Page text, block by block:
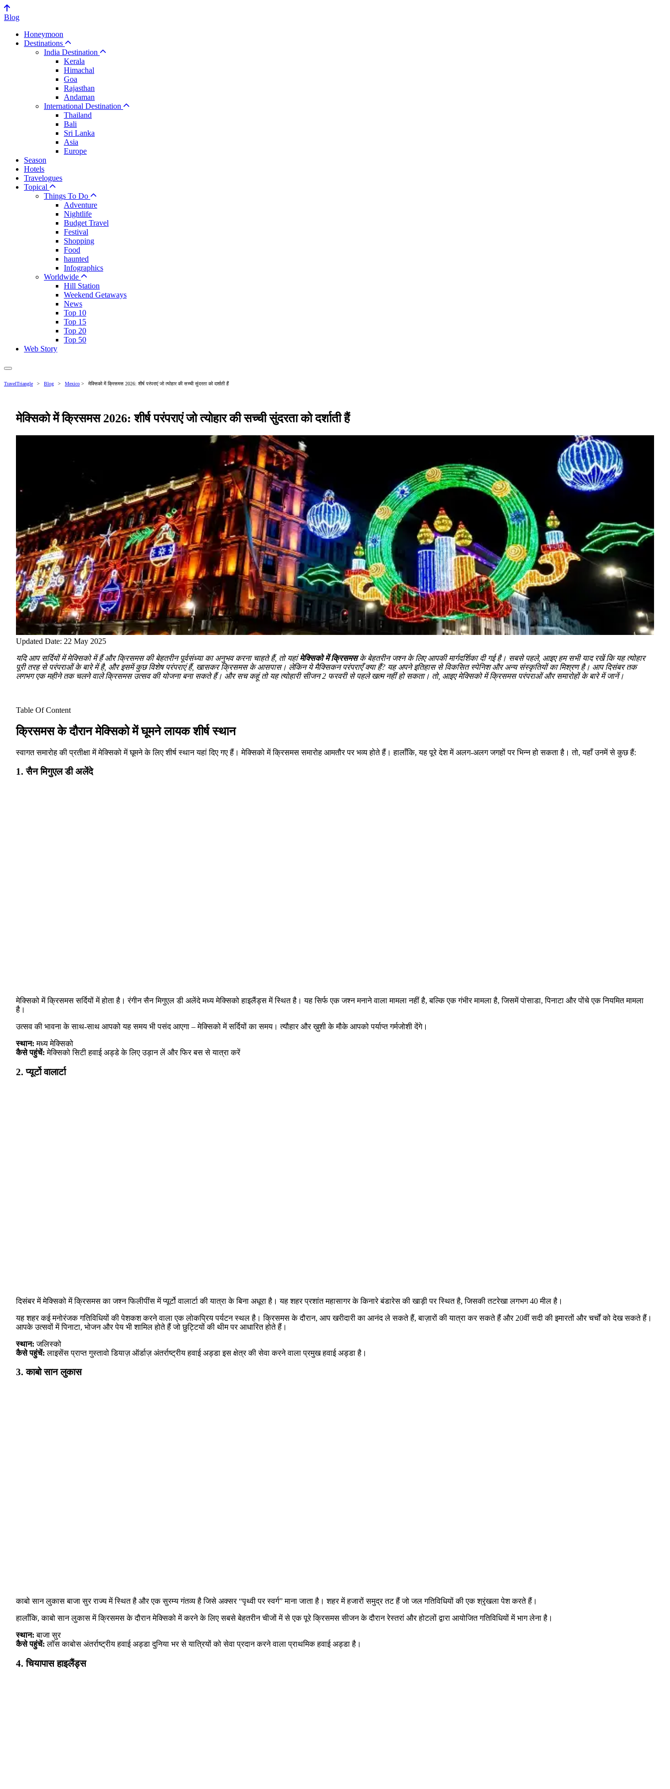
Blog
Honeymoon
Destinations
India Destination
Kerala
Himachal
Goa
Rajasthan
Andaman
International Destination
Thailand
Bali
Sri Lanka
Asia
Europe
Season
Hotels
Travelogues
Topical
Things To Do
Adventure
Nightlife
Budget Travel
Festival
Shopping
Food
haunted
Infographics
Worldwide
Hill Station
Weekend Getaways
News
Top 10
Top 15
Top 20
Top 50
Web Story
TravelTriangle > Blog > Mexico > मेक्सिको में क्रिसमस 2026: शीर्ष परंपराएं जो त्योहार की सच्ची सुंदरता को दर्शाती हैं
मेक्सिको में क्रिसमस 2026: शीर्ष परंपराएं जो त्योहार की सच्ची सुंदरता को दर्शाती हैं
Updated Date: 22 May 2025
यदि आप सर्दियों में मेक्सिको में हैं और क्रिसमस की बेहतरीन पूर्वसंध्या का अनुभव करना चाहते हैं, तो यहांमेक्सिको में क्रिसमसके बेहतरीन जश्न के लिए आपकी मार्गदर्शिका दी गई है। सबसे पहले, आइए हम सभी याद रखें कि यह त्योहार
पूरी तरह से परंपराओं के बारे में है, और इसमें कुछ विशेष परंपराएं हैं, खासकर क्रिसमस के आसपास। लेकिन ये मैक्सिकन परंपराएँ क्या हैं? यह अपने इतिहास से विकसित स्पेनिश और अन्य संस्कृतियों का मिश्रण है। आप दिसंबर तक
लगभग एक महीने तक चलने वाले क्रिसमस उत्सव की योजना बना सकते हैं। और सच कहूं तो यह त्योहारी सीजन 2 फरवरी से पहले खत्म नहीं हो सकता। तो, आइए मेक्सिको में क्रिसमस परंपराओं और समारोहों के बारे में जानें।
Table Of Content
क्रिसमस के दौरान मेक्सिको में घूमने लायक शीर्ष स्थान
स्वागत समारोह की प्रतीक्षा में मेक्सिको में घूमने के लिए शीर्ष स्थान यहां दिए गए हैं। मेक्सिको में क्रिसमस समारोह आमतौर पर भव्य होते हैं। हालाँकि, यह पूरे देश में अलग-अलग जगहों पर भिन्न हो सकता है। तो, यहाँ उनमें से कुछ हैं:
1. सैन मिगुएल डी अलेंदे
मेक्सिको में क्रिसमस सर्दियों में होता है। रंगीन सैन मिगुएल डी अलेंदे मध्य मेक्सिको हाइलैंड्स में स्थित है। यह सिर्फ एक जश्न मनाने वाला मामला नहीं है, बल्कि एक गंभीर मामला है, जिसमें पोसाडा, पिनाटा और पोंचे एक नियमित मामला
है।
उत्सव की भावना के साथ-साथ आपको यह समय भी पसंद आएगा – मेक्सिको में सर्दियों का समय। त्यौहार और ख़ुशी के मौके आपको पर्याप्त गर्मजोशी देंगे।
स्थान:मध्य मेक्सिको
कैसे पहुंचें:मेक्सिको सिटी हवाई अड्डे के लिए उड़ान लें और फिर बस से यात्रा करें
2. प्यूर्टो वालार्टा
दिसंबर में मेक्सिको में क्रिसमस का जश्न फिलीपींस में प्यूर्टो वालार्टा की यात्रा के बिना अधूरा है। यह शहर प्रशांत महासागर के किनारे बंडारेस की खाड़ी पर स्थित है, जिसकी तटरेखा लगभग 40 मील है।
यह शहर कई मनोरंजक गतिविधियों की पेशकश करने वाला एक लोकप्रिय पर्यटन स्थल है। क्रिसमस के दौरान, आप खरीदारी का आनंद ले सकते हैं, बाज़ारों की यात्रा कर सकते हैं और 20वीं सदी की इमारतों और चर्चों को देख सकते हैं।
आपके उत्सवों में पिनाटा, भोजन और पेय भी शामिल होते हैं जो छुट्टियों की थीम पर आधारित होते हैं।
स्थान:जलिस्को
कैसे पहुंचें:लाइसेंस प्राप्त गुस्तावो डियाज़ ऑर्डाज़ अंतर्राष्ट्रीय हवाई अड्डा इस क्षेत्र की सेवा करने वाला प्रमुख हवाई अड्डा है।
3. काबो सान लुकास
काबो सान लुकास बाजा सुर राज्य में स्थित है और एक सुरम्य गंतव्य है जिसे अक्सर “पृथ्वी पर स्वर्ग” माना जाता है। शहर में हजारों समुद्र तट हैं जो जल गतिविधियों की एक श्रृंखला पेश करते हैं।
हालाँकि, काबो सान लुकास में क्रिसमस के दौरान मेक्सिको में करने के लिए सबसे बेहतरीन चीजों में से एक पूरे क्रिसमस सीजन के दौरान रेस्तरां और होटलों द्वारा आयोजित गतिविधियों में भाग लेना है।
स्थान:बाजा सुर
कैसे पहुंचें:लॉस काबोस अंतर्राष्ट्रीय हवाई अड्डा दुनिया भर से यात्रियों को सेवा प्रदान करने वाला प्राथमिक हवाई अड्डा है।
4. चियापास हाइलैंड्स